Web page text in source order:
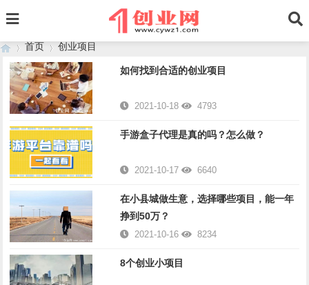
›
首页
›
创业项目
如何找到合适的创业项目
2021-10-18 4793
手游盒子代理是真的吗？怎么做？
2021-10-17 6640
在小县城做生意，选择哪些项目，能一年
挣到50万？
2021-10-16 8234
8个创业小项目